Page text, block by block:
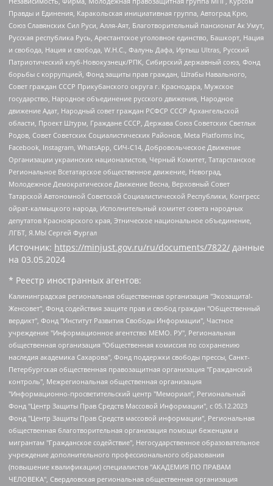
Правды и Единения, Каракольская инициативная группа, Автоград Крю,
Союз Славянских Сил Руси, Алля-Аят, Благотворительный пансионат Ак Умут,
Русская республика Русь, Арестантское уголовное единство, Башкорт, Нация
и свобода, Нация и свобода, W.H.С., Фалунь Дафа, Иртыш Ultras, Русский
Патриотический клуб-Новокузнецк/РПК, Сибирский державный союз, Фонд
борьбы с коррупцией, Фонд защиты прав граждан, Штабы Навального,
Совет граждан СССР Прикубанского округа г. Краснодара, Мужское
государство, Народное объединение русского движения, Народное
движение Адат, Народный совет граждан РСФСР СССР Архангельской
области, Проект Штурм, Граждане СССР, Держава Союз Советских Светлых
Родов, Совет Советских Социалистических Районов, Meta Platforms Inc,
Facebook, Instagram, WhatsApp, СИЧ-С14, Добровольческое Движение
Организации украинских националистов, Черный Комитет, Татарстанское
Региональное Всетатарское общественное движение, Невоград,
Молодежное Демократическое Движение Весна, Верховный Совет
Татарской Автономной Советской Социалистической Республики, Конгресс
ойрат-калмыцкого народа, Исполнительный комитет совета народных
депутатов Красноярского края, Этническое национальное объединение,
ЛГБТ, Я.МЫ Сергей Фургал
Источник: https://minjust.gov.ru/ru/documents/7822/ данные
на 03.05.2024
* Реестр иностранных агентов:
Калининградская региональная общественная организация "Экозащита!-Женсовет", Фонд содействия защите прав и свобод граждан "Общественный вердикт", Фонд "Институт Развития Свободы Информации", Частное учреждение "Информационное агентство МЕМО. РУ", Региональная общественная организация "Общественная комиссия по сохранению наследия академика Сахарова", Фонд поддержки свободы прессы, Санкт-Петербургская общественная правозащитная организация "Гражданский контроль", Межрегиональная общественная организация "Информационно-просветительский центр "Мемориал", Региональный Фонд "Центр Защиты Прав Средств Массовой Информации", с 05.12.2023 Фонд "Центр Защиты Прав Средств массовой информации", Региональная общественная благотворительная организация помощи беженцам и мигрантам "Гражданское содействие", Негосударственное образовательное учреждение дополнительного профессионального образования (повышение квалификации) специалистов "АКАДЕМИЯ ПО ПРАВАМ ЧЕЛОВЕКА", Свердловская региональная общественная организация "Сутяжник", Автономная некоммерческая организация "Центр независимых социологических исследований", Союз общественных объединений "Российский исследовательский центр по правам человека", Региональное общественное учреждение научно-информационный центр "МЕМОРИАЛ", Некоммерческая организация "Фонд защиты гласности", Автономная некоммерческая организация "Институт прав человека", Городская общественная организация "Екатеринбургское общество "МЕМОРИАЛ", Городская общественная организация "Рязанское историко-просветительское и правозащитное общество "Мемориал" (Рязанский Мемориал), Челябинский региональный орган общественной самодеятельности – женское общественное объединение "Женщины Евразии", Челябинский региональный орган общественной самодеятельности "Уральская правозащитная группа", Фонд содействия защите здоровья и социальной справедливости имени Андрея Рылькова, Автономная Некоммерческая Организация "Аналитический Центр Юрия Левады", Автономная некоммерческая организация социальной поддержки населения "Проект Апрель", Региональная общественная организация помощи женщинам и детям, находящимся в кризисной ситуации "Информационно-методический центр "Анна", Фонд содействия развитию массовых коммуникаций и правовому просвещению "Так-так-Так", Фонд содействия устойчивому развитию "Серебряная тайга", Свердловский региональный общественный фонд социальных проектов "Новое время", "Idel.Реалии", Кавказ.Реалии, Крым.Реалии, Телеканал Настоящее Время, Татаро-башкирская служба Радио Свобода (Azatliq Radiosi), Радио Свободная Европа/Радио Свобода (PCE/PC), "Сибирь.Реалии", "Фактограф", Благотворительный фонд помощи осужденным и их семьям, Автономная некоммерческая организация "Институт глобализации и социальных движений", Фонд "В защиту прав заключенных", Частное учреждение "Центр поддержки и содействия развитию средств массовой информации", Пензенский региональный общественный благотворительный фонд "Гражданский союз", "Север.Реалии", Некоммерческая организация Фонд "Правовая инициатива", Общество с ограниченной ответственностью "Радио Свободная Европа/Радио Свобода", Чешское информационное агентство "MEDIUM-ORIENT", Красноярская региональная общественная организация "Мы против СПИДа", Камалягин Денис Николаевич, Маркелов Сергей Евгеньевич, Пономарев Лев Александрович, Савицкая Людмила Алексеевна, Автономная некоммерческая организация "Центр по работе с проблемой насилия "НАСИЛИЮ.НЕТ", Межрегиональный профессиональный союз работников здравоохранения "Альянс врачей", Юридическое лицо, зарегистрированное в Латвийской Республике, SIA "Medusa Project" (регистрационный номер 40103797863, дата регистрации 10.06.2014), Некоммерческая организация "Фонд по борьбе с коррупцией", Автономная некоммерческая организация "Институт права и публичной политики", Баданин Роман Сергеевич, Гликин Максим Александрович, Железнова Мария Михайловна, Лукьянова Юлия Сергеевна, Маетная Елизавета Витальевна, Маняхин Петр Борисович, Чуракова Ольга Владимировна, Ярош Юлия Петровна, Юридическое лицо "The Insider SIA", зарегистрированное в Риге, Латвийская Республика (дата регистрации 26.06.2015), являющееся администратором доменного имени интернет-издания "The Insider SIA", https://theins.ru, Постернак Алексей Евгеньевич, Рубин Михаил Аркадьевич, Анин Роман Александрович, Юридическое лицо Istories fonds, зарегистрированное в Латвийской Республике (регистрационный номер 50008295751, дата регистрации 24.02.2020), Великовский Дмитрий Александрович, Долинина Ирина Николаевна, Мароховская Алеся Алексеевна, Шлейнов Роман Юрьевич, Шмагун Олеся Валентиновна, Общество с ограниченной ответственностью "Альтаир 2021", Общество с ограниченной ответственностью "Вега 2021", Общество с ограниченной ответственностью "Главный редактор 2021", Общество с ограниченной ответственностью "Ромашки монолит", Важенков Артем Валерьевич, Ивановская областная общественная организация "Центр гендерных исследований", Гурман Юрий Альбертович, Медиапроект "ОВД-Инфо", Егоров Владимир Владимирович, Жилинский Владимир Александрович, Общество с ограниченной ответственностью "ЗП", Иванова София Юрьевна, Карезина Инна Павловна, Кильтау Екатерина Викторовна, Петров Алексей Викторович, Пискунов Сергей Евгеньевич, Смирнов Сергей Сергеевич, Тихонов Михаил Сергеевич, Общество с ограниченной ответственностью "ЖУРНАЛИСТ-ИНОСТРАННЫЙ АГЕНТ", Арапова Галина Юрьевна, Вольтская Татьяна Анатольевна, Американская компания "Mason G.E.S. Anonymous Foundation" (США), являющаяся владельцем интернет-издания https://mnews.world/, Компания "Stichting Bellingcat", зарегистрированная в Нидерландах (дата регистрации 11.07.2018), Захаров Андрей Вячеславович, Клепиковская Екатерина Дмитриевна, Общество с ограниченной ответственностью "МЕМО", Перл Роман Александрович, Симонов Евгений Алексеевич, Соловьева Елена Анатольевна, Сотников Даниил Владимирович, Сурначева Елизавета Дмитриевна, Автономная некоммерческая организация по защите прав человека и информированию населения "Якутия – Наше Мнение", Общество с ограниченной ответственностью "Москоу диджитал медиа", с 26.01.2023 Общество с ограниченной ответственностью "Чайка Белые сады", Ветошкина Валерия Валерьевна, Заговора Максим Александрович, Межрегиональное общественное движение "Российская ЛГБТ - сеть", Оленичев Максим Владимирович, Павлов Иван Юрьевич, Скворцова Елена Сергеевна, Общество с ограниченной ответственностью "Как бы инагент", Кочетков Игорь Викторович, Общество с ограниченной ответственностью "Честные выборы", Еланчик Олег Александрович, Общество с ограниченной ответственностью "Нобелевский призыв", Гималова Регина Эмилевна, Григорьев Андрей Валерьевич, Григорьева Алина Александровна, Ассоциация по содействию защите прав призывников, альтернативнослужащих и военнослужащих "Правозащитная группа "Гражданин.Армия.Право", Хисамова Регина Фаритовна, Автономная некоммерческая организация по реализации социально-правовых программ "Лилит", Дальневосточное общественное движение "Маяк", Санкт-Петербургская ЛГБТ-инициативная группа "Выход", Инициативная группа ЛГБТ+ "Реверс", Алексеев Андрей Викторович, Бекбулатова Таисия Львовна, Беляев Иван Михайлович, Владыкина Елена Сергеевна, Гельман Марат Александрович, Никульшина Вероника Юрьевна, Толоконникова Надежда Андреевна, Шендерович Виктор Анатольевич, Общество с ограниченной ответственностью "Данное сообщение", Общество с ограниченной ответственностью Издательский дом "Новая глава", Айнбиндер Александра Александровна, Московский комьюнити-центр для ЛГБТ+инициатив, Благотворительный фонд развития филантропии, Deutsche Welle (Германия, Kurt-Schumacher-Strasse 3, 53113 Bonn), Борзунова Мария Михайловна, Воробьев Виктор Викторович, Голубева Анна Львовна, Константинова Алла Михайловна, Малкова Ирина Владимировна, Мурадов Мурад Абдулгалимович, Осетинская Елизавета Николаевна, Понасенков Евгений Николаевич, Ганапольский Матвей Юрьевич, Киселев Евгений Алексеевич, Борухович Ирина Григорьевна, Дремин Иван Тимофеевич, Дубровский Дмитрий Викторович, Красноярская региональная общественная организация поддержки и развития альтернативных образовательных технологий и межкультурных коммуникаций "ИНТЕРРА", Маяковская Екатерина Алексеевна, Фейгин Марк Захарович, Филимонов Андрей Викторович, Дзугкоева Регина Николаевна, Доброхотов Роман Александрович, Дудь Юрий Александрович, Елкин Сергей Владимирович, Кругликов Кирилл Игоревич, Сабунаева Мария Леонидовна, Семенов Алексей Владимирович, Шаинян Карен Багратович, Шульман Екатерина Михайловна, Асафьев Артур Валерьевич, Вахштайн Виктор Семенович, Венедиктов Алексей Алексеевич, Лушникова Екатерина Евгеньевна, Волков Леонид Михайлович, Невзоров Александр Глебович, Пархоменко Сергей Борисович, Сироткин Ярослав Николаевич, Кара-Мурза Владимир Владимирович, Баранова Наталья Владимировна, Гозман Леонид Яковлевич, Кагарлицкий Борис Юльевич, Климарев Михаил Валерьевич, Милов Владимир Станиславович, Автономная некоммерческая организация Краснодарский центр современного искусства "Типография", Моргенштерн Алишер Тагирович, Соболь Любовь Эдуардовна, Общество с ограниченной ответственностью "ЛИЗА НОРМ", Каспаров Гарри Кимович, Ходорковский Михаил Борисович, Общество с ограниченной ответственностью "Апрельские тезисы", Данилович Ирина Брониславовна, Кашин Олег Владимирович, Петров Николай Владимирович, Пивоваров Алексей Владимирович, Соколов Михаил Владимирович, Цветкова Юлия Владимировна, Чичваркин Евгений Александрович, Комитет против пыток/Команда против пыток, Общество с ограниченной ответственностью "Первый научный", Общество с ограниченной ответственностью "Вертолет и ко", Белоцерковская Вероника Борисовна, Кац Максим Евгеньевич, Лазарева Татьяна Юрьевна, Шаведдинов Руслан Табризович, Яшин Илья Валерьевич, Общество с ограниченной ответственностью "Иноагент ААВ", Алешковский Дмитрий Петрович, Альбац Евгения Марковна, Быков Дмитрий Львович, Галямина Юлия Евгеньевна, Лойко Сергей Леонидович, Мартынов Кирилл Константинович, Медведев Сергей Александрович, Крашенинников Федор Геннадиевич, Гордеева Катерина Вл